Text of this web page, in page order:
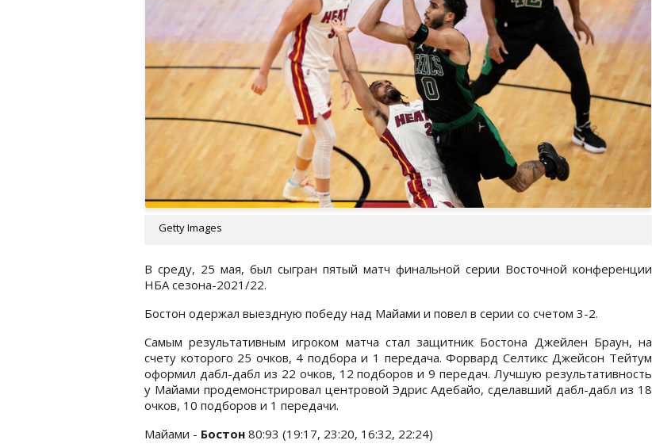
Getty Images
В среду, 25 мая, был сыгран пятый матч финальной серии Восточной конференции
НБА сезона-2021/22.
Бостон одержал выездную победу над Майами и повел в серии со счетом 3-2.
Самым результативным игроком матча стал защитник Бостона Джейлен Браун, на
счету которого 25 очков, 4 подбора и 1 передача. Форвард Селтикс Джейсон Тейтум
оформил дабл-дабл из 22 очков, 12 подборов и 9 передач. Лучшую результативность
у Майами продемонстрировал центровой Эдрис Адебайо, сделавший дабл-дабл из 18
очков, 10 подборов и 1 передачи.
Майами - Бостон 80:93 (19:17, 23:20, 16:32, 22:24)